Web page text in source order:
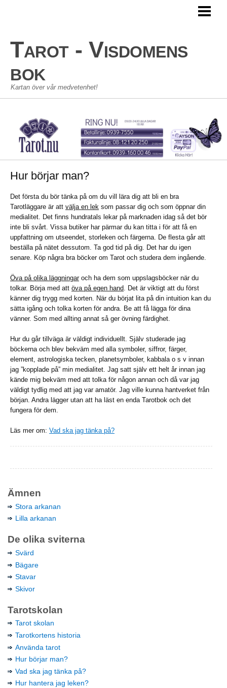
STORA ARKANAN
LILLA ARKANAN
GÄSTBOK
Tarot - Visdomens
bok
Kartan över vår medvetenhet!
Hur börjar man?
Det första du bör tänka på om du vill lära dig att bli en bra
Tarotläggare är att välja en lek som passar dig och som öppnar din
medialitet. Det finns hundratals lekar på marknaden idag så det bör
inte bli svårt. Vissa butiker har pärmar du kan titta i för att få en
uppfattning om utseendet, storleken och färgerna. De flesta går att
beställa på nätet dessutom. Ta god tid på dig. Det har du igen
senare. Köp några bra böcker om Tarot och studera dem ingående.
Öva på olika läggningaroch ha dem som uppslagsböcker när du
tolkar. Börja med att öva på egen hand . Det är viktigt att du först
känner dig trygg med korten. När du börjat lita på din intuition kan du
sätta igång och tolka korten för andra. Be att få lägga för dina
vänner. Som med allting annat så ger övning färdighet.
Hur du går tillväga är väldigt individuellt. Själv studerade jag
böckerna och blev bekväm med alla symboler, siffror, färger,
element, astrologiska tecken, planetsymboler, kabbala o s v innan
jag ”kopplade på” min medialitet. Jag satt själv ett helt år innan jag
kände mig bekväm med att tolka för någon annan och då var jag
väldigt tydlig med att jag var amatör. Jag ville kunna hantverket från
början. Andra lägger utan att ha läst en enda Tarotbok och det
fungera för dem.
Läs mer om: Vad ska jag tänka på?
Ämnen
Stora arkanan
Lilla arkanan
De olika sviterna
Svärd
Bägare
Stavar
Skivor
Tarotskolan
Tarot skolan
Tarotkortens historia
Använda tarot
Hur börjar man?
Vad ska jag tänka på?
Hur hantera jag leken?